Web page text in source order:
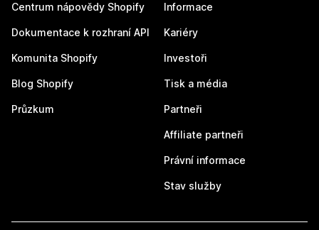
Centrum nápovědy Shopify
Dokumentace k rozhraní API
Komunita Shopify
Blog Shopify
Průzkum
Informace
Kariéry
Investoři
Tisk a média
Partneři
Affiliate partneři
Právní informace
Stav služby